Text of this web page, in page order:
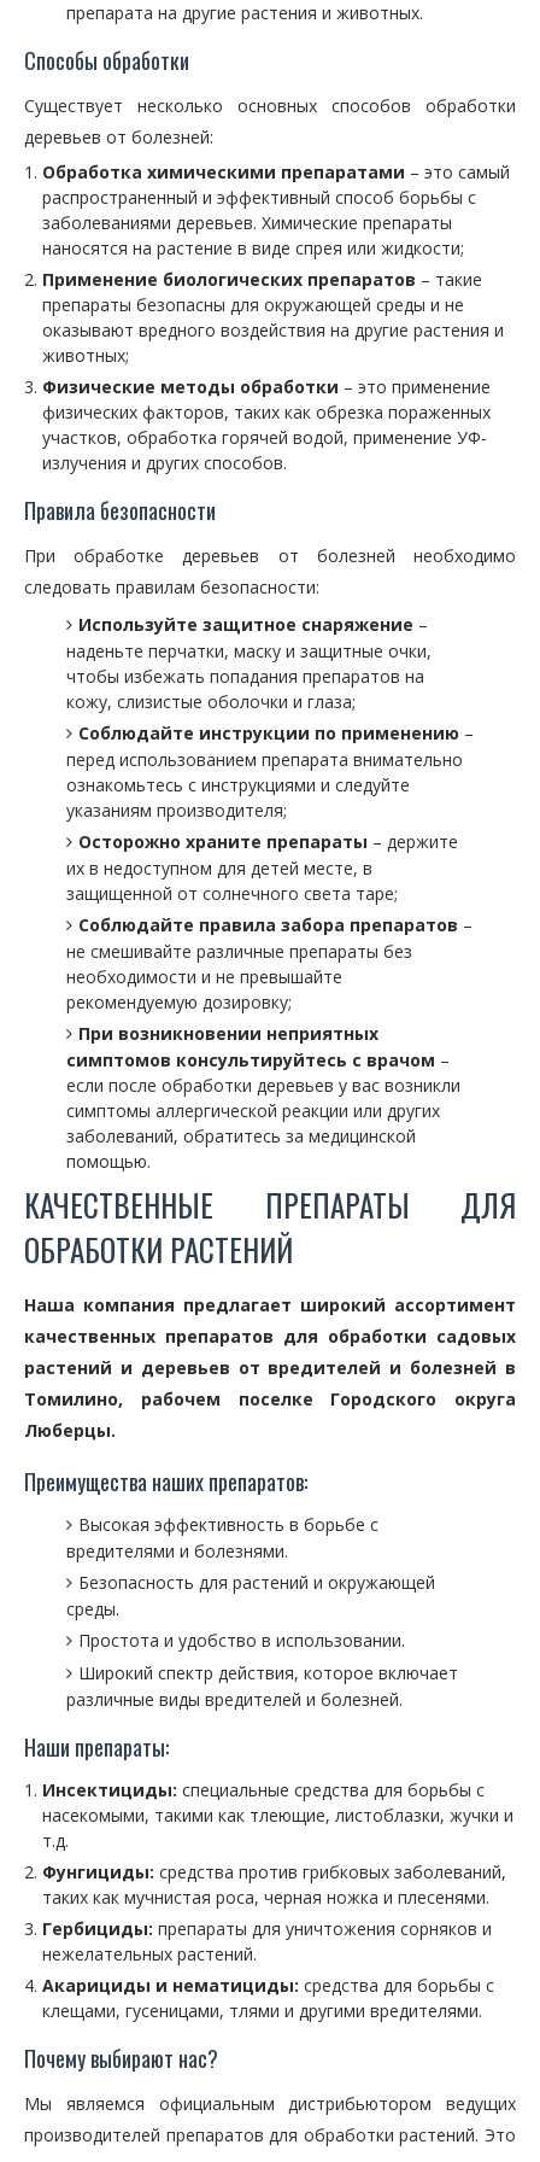
препарата на другие растения и животных.
Способы обработки
Существует несколько основных способов обработки
деревьев от болезней:
Обработка химическими препаратами – это самый
распространенный и эффективный способ борьбы с
заболеваниями деревьев. Химические препараты
наносятся на растение в виде спрея или жидкости;
Применение биологических препаратов – такие
препараты безопасны для окружающей среды и не
оказывают вредного воздействия на другие растения и
животных;
Физические методы обработки – это применение
физических факторов, таких как обрезка пораженных
участков, обработка горячей водой, применение УФ-
излучения и других способов.
Правила безопасности
При обработке деревьев от болезней необходимо
следовать правилам безопасности:
Используйте защитное снаряжение –
наденьте перчатки, маску и защитные очки,
чтобы избежать попадания препаратов на
кожу, слизистые оболочки и глаза;
Соблюдайте инструкции по применению –
перед использованием препарата внимательно
ознакомьтесь с инструкциями и следуйте
указаниям производителя;
Осторожно храните препараты – держите
их в недоступном для детей месте, в
защищенной от солнечного света таре;
Соблюдайте правила забора препаратов –
не смешивайте различные препараты без
необходимости и не превышайте
рекомендуемую дозировку;
При возникновении неприятных
симптомов консультируйтесь с врачом –
если после обработки деревьев у вас возникли
симптомы аллергической реакции или других
заболеваний, обратитесь за медицинской
помощью.
КАЧЕСТВЕННЫЕ ПРЕПАРАТЫ ДЛЯ
ОБРАБОТКИ РАСТЕНИЙ
Наша компания предлагает широкий ассортимент
качественных препаратов для обработки садовых
растений и деревьев от вредителей и болезней в
Томилино, рабочем поселке Городского округа
Люберцы.
Преимущества наших препаратов:
Высокая эффективность в борьбе с
вредителями и болезнями.
Безопасность для растений и окружающей
среды.
Простота и удобство в использовании.
Широкий спектр действия, которое включает
различные виды вредителей и болезней.
Наши препараты:
Инсектициды: специальные средства для борьбы с
насекомыми, такими как тлеющие, листоблазки, жучки и
т.д.
Фунгициды: средства против грибковых заболеваний,
таких как мучнистая роса, черная ножка и плесенями.
Гербициды: препараты для уничтожения сорняков и
нежелательных растений.
Акарициды и нематициды: средства для борьбы с
клещами, гусеницами, тлями и другими вредителями.
Почему выбирают нас?
Мы являемся официальным дистрибьютором ведущих
производителей препаратов для обработки растений. Это